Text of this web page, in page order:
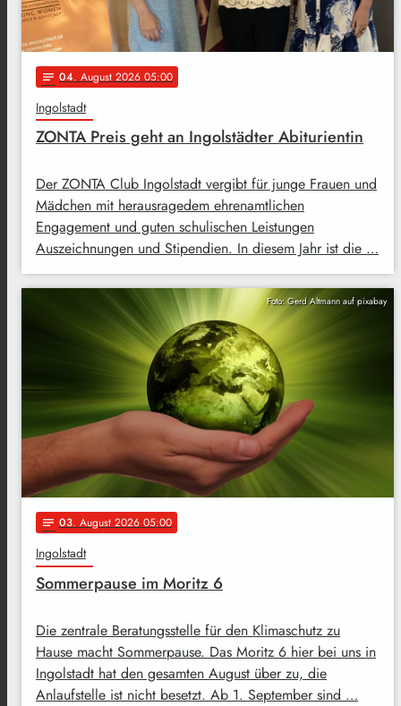
notes 04. August 2026 05:00
Ingolstadt
ZONTA Preis geht an Ingolstädter Abiturientin
Der ZONTA Club Ingolstadt vergibt für junge Frauen und
Mädchen mit herausragedem ehrenamtlichen
Engagement und guten schulischen Leistungen
Auszeichnungen und Stipendien. In diesem Jahr ist die …
Foto: Gerd Altmann auf pixabay
notes 03. August 2026 05:00
Ingolstadt
Sommerpause im Moritz 6
Die zentrale Beratungsstelle für den Klimaschutz zu
Hause macht Sommerpause. Das Moritz 6 hier bei uns in
Ingolstadt hat den gesamten August über zu, die
Anlaufstelle ist nicht besetzt. Ab 1. September sind …